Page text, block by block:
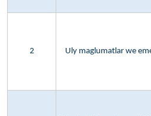
2 Uly maglumatlar we